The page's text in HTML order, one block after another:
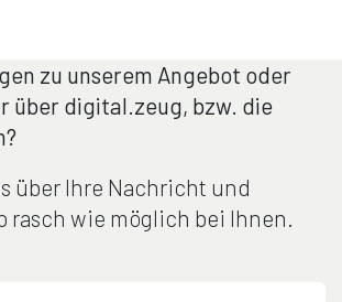
zu unserem Angebot oder
über digital.zeug, bzw. die
über Ihre Nachricht und
rasch wie möglich bei Ihnen.